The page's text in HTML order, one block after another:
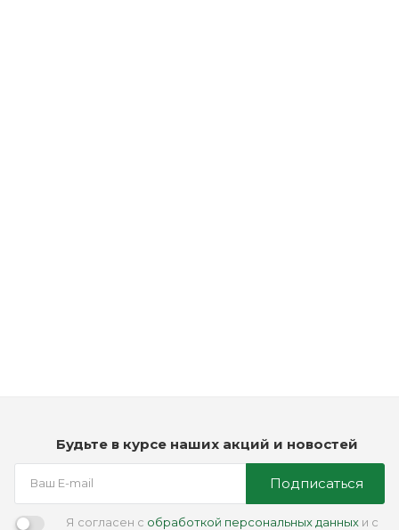
Будьте в курсе наших акций и новостей
Подписаться
Я согласен с обработкой персональных данныхи с